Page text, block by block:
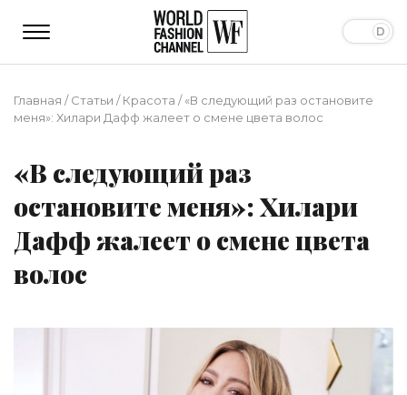
Главная /Статьи /Красота /«В следующий раз остановите
меня»: Хилари Дафф жалеет о смене цвета волос
«В следующий раз
остановите меня»: Хилари
Дафф жалеет о смене цвета
волос